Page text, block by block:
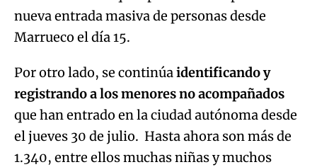
nueva entrada masiva de personas desde
Marrueco el día 15.
Por otro lado, se continúaidentificando y
registrando a los menores no acompañados
que han entrado en la ciudad autónoma desde
el jueves 30 de julio. Hasta ahora son más de
1.340, entre ellos muchas niñas y muchos